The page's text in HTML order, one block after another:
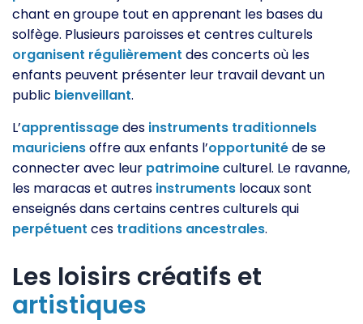
chant en groupe tout en apprenant les bases du
solfège. Plusieurs paroisses et centres culturels
organisent régulièrement des concerts où les
enfants peuvent présenter leur travail devant un
public bienveillant.
L’apprentissagedes instruments traditionnels
mauriciensoffre aux enfants l’opportunitéde se
connecter avec leur patrimoineculturel. Le ravanne,
les maracas et autres instruments locaux sont
enseignés dans certains centres culturels qui
perpétuent ces traditions ancestrales.
Les loisirs créatifs et
artistiques